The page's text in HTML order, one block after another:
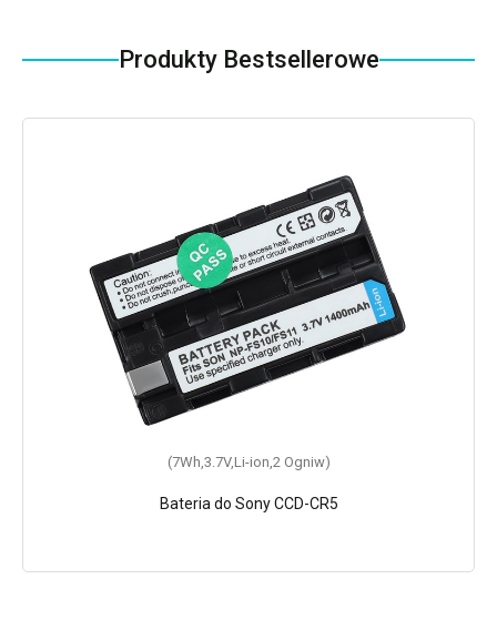
Produkty Bestsellerowe
(7Wh,3.7V,Li-ion,2 Ogniw)
Bateria do Sony CCD-CR5